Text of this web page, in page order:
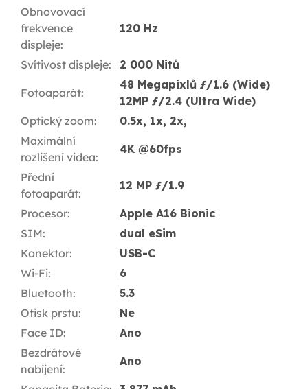
Obnovovací
frekvence
displeje:
120 Hz
Svítivost displeje: 2 000 Nitů
Fotoaparát:
48 Megapixlů ƒ/1.6 (Wide)
12MP ƒ/2.4 (Ultra Wide)
Optický zoom:
0.5x, 1x, 2x,
Maximální
rozlišení videa:
4K @60fps
Přední
fotoaparát:
12 MP ƒ/1.9
Procesor:
Apple A16 Bionic
SIM:
dual eSim
Konektor:
USB-C
Wi-Fi:
6
Bluetooth:
5.3
Otisk prstu:
Ne
Face ID:
Ano
Bezdrátové
nabíjení:
Ano